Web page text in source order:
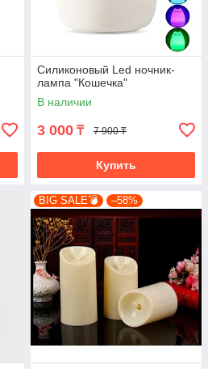
Силиконовый Led ночник-
лампа "Кошечка"
В наличии
3 000 ₸ 7 900 ₸
Купить
BIG SALE💣 –58%